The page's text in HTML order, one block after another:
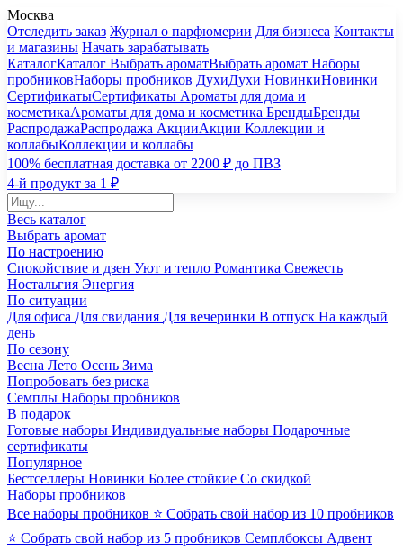
Москва
Отследить заказ Журнал о парфюмерии Для бизнеса Контакты
и магазины Начать зарабатывать
КаталогКаталог Выбрать ароматВыбрать аромат Наборы
пробниковНаборы пробников ДухиДухи НовинкиНовинки
СертификатыСертификаты Ароматы для дома и
косметикаАроматы для дома и косметика БрендыБренды
РаспродажаРаспродажа АкцииАкции Коллекции и
коллабыКоллекции и коллабы
100% бесплатная доставка от 2200 ₽ до ПВЗ
4-й продукт за 1 ₽
Весь каталог
Выбрать аромат
По настроению
Спокойствие и дзен Уют и тепло Романтика Свежесть
Ностальгия Энергия
По ситуации
Для офиса Для свидания Для вечеринки В отпуск На каждый
день
По сезону
Весна Лето Осень Зима
Попробовать без риска
Семплы Наборы пробников
В подарок
Готовые наборы Индивидуальные наборы Подарочные
сертификаты
Популярное
Бестселлеры Новинки Более стойкие Со скидкой
Наборы пробников
Все наборы пробников ⭐ Собрать свой набор из 10 пробников
⭐ Собрать свой набор из 5 пробников Семплбоксы Адвент